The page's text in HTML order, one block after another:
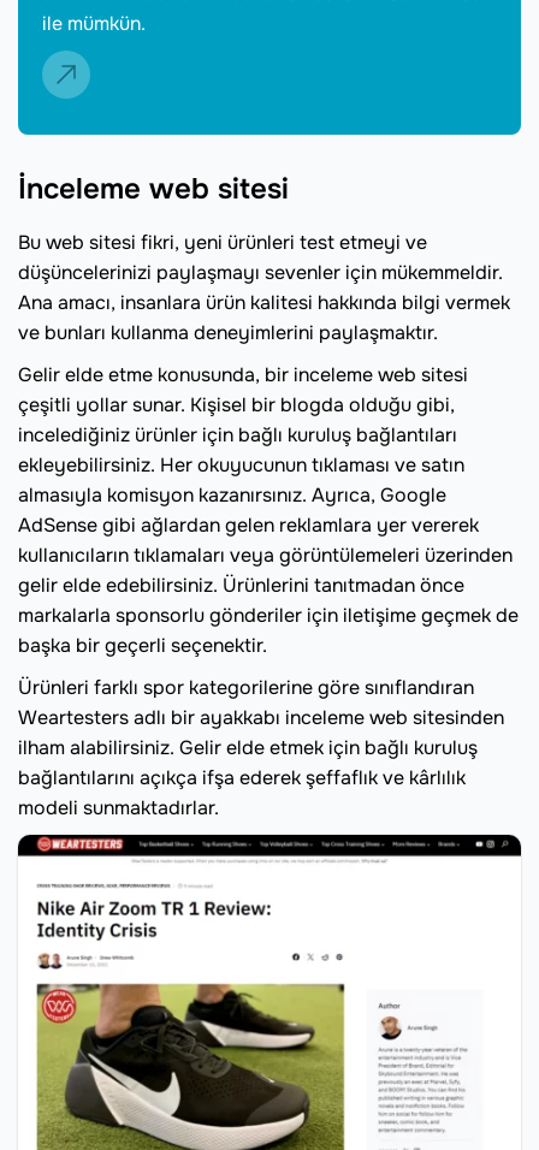
ile mümkün.
İnceleme web sitesi
Bu web sitesi fikri, yeni ürünleri test etmeyi ve
düşüncelerinizi paylaşmayı sevenler için mükemmeldir.
Ana amacı, insanlara ürün kalitesi hakkında bilgi vermek
ve bunları kullanma deneyimlerini paylaşmaktır.
Gelir elde etme konusunda, bir inceleme web sitesi
çeşitli yollar sunar. Kişisel bir blogda olduğu gibi,
incelediğiniz ürünler için bağlı kuruluş bağlantıları
ekleyebilirsiniz. Her okuyucunun tıklaması ve satın
almasıyla komisyon kazanırsınız. Ayrıca, Google
AdSense gibi ağlardan gelen reklamlara yer vererek
kullanıcıların tıklamaları veya görüntülemeleri üzerinden
gelir elde edebilirsiniz. Ürünlerini tanıtmadan önce
markalarla sponsorlu gönderiler için iletişime geçmek de
başka bir geçerli seçenektir.
Ürünleri farklı spor kategorilerine göre sınıflandıran
Weartesters adlı bir ayakkabı inceleme web sitesinden
ilham alabilirsiniz. Gelir elde etmek için bağlı kuruluş
bağlantılarını açıkça ifşa ederek şeffaflık ve kârlılık
modeli sunmaktadırlar.